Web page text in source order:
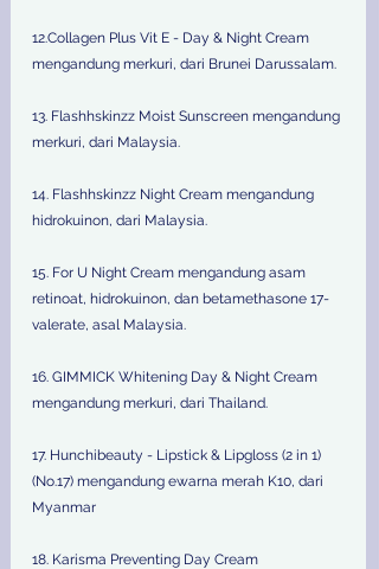
12.Collagen Plus Vit E - Day & Night Cream
mengandung merkuri, dari Brunei Darussalam.
13. Flashhskinzz Moist Sunscreen mengandung
merkuri, dari Malaysia.
14. Flashhskinzz Night Cream mengandung
hidrokuinon, dari Malaysia.
15. For U Night Cream mengandung asam
retinoat, hidrokuinon, dan betamethasone 17-
valerate, asal Malaysia.
16. GIMMICK Whitening Day & Night Cream
mengandung merkuri, dari Thailand.
17. Hunchibeauty - Lipstick & Lipgloss (2 in 1)
(No.17) mengandung ewarna merah K10, dari
Myanmar
18. Karisma Preventing Day Cream